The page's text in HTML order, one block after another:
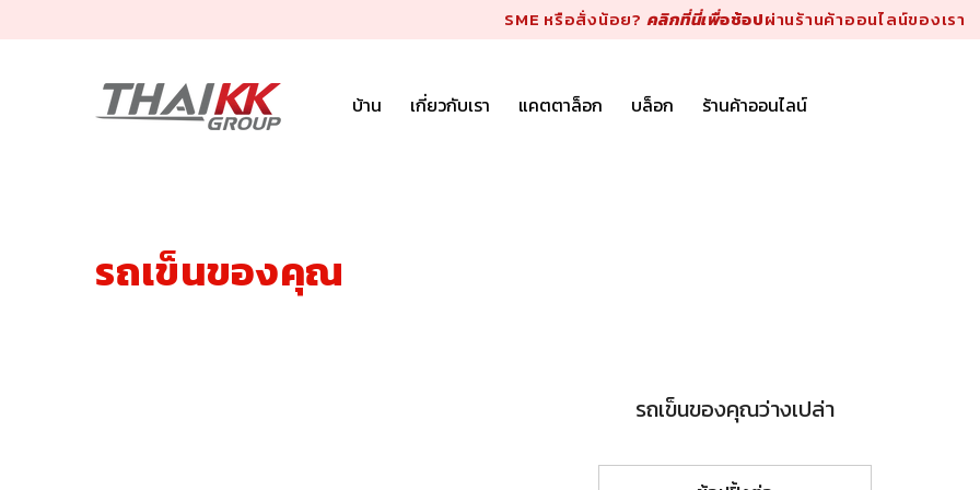
SME หรือสั่งน้อย? คลิกที่นี่เพื่อช้อปผ่านร้านค้าออนไลน์ของเรา
บ้าน เกี่ยวกับเรา แคตตาล็อก บล็อก ร้านค้าออนไลน์
รถเข็นของคุณ
รถเข็นของคุณว่างเปล่า